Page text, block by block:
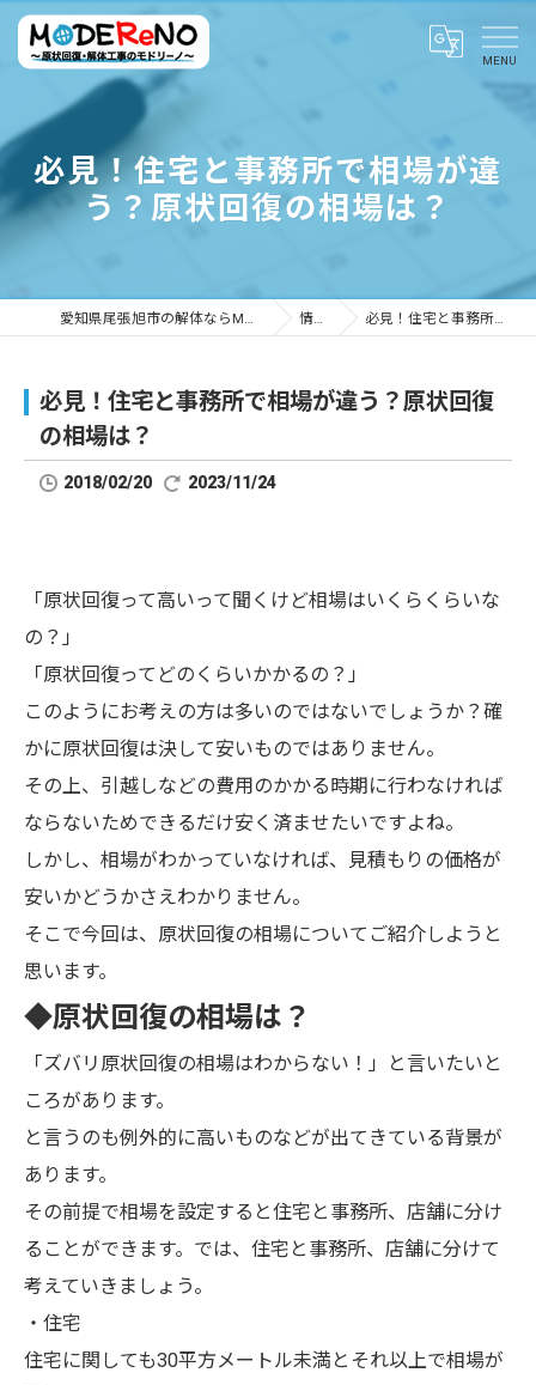
必見！住宅と事務所で相場が違
う？原状回復の相場は？
愛知県尾張旭市の解体ならMODEReNO ～原状回復・解体工事のモドリーノ～ 情報ブログ 必見！住宅と事務所で相場が違う？原状回復の相場は？
必見！住宅と事務所で相場が違う？原状回復
の相場は？
2018/02/20 2023/11/24
「原状回復って高いって聞くけど相場はいくらくらいな
の？」
「原状回復ってどのくらいかかるの？」
このようにお考えの方は多いのではないでしょうか？確
かに原状回復は決して安いものではありません。
その上、引越しなどの費用のかかる時期に行わなければ
ならないためできるだけ安く済ませたいですよね。
しかし、相場がわかっていなければ、見積もりの価格が
安いかどうかさえわかりません。
そこで今回は、原状回復の相場についてご紹介しようと
思います。
◆原状回復の相場は？
「ズバリ原状回復の相場はわからない！」と言いたいと
ころがあります。
と言うのも例外的に高いものなどが出てきている背景が
あります。
その前提で相場を設定すると住宅と事務所、店舗に分け
ることができます。では、住宅と事務所、店舗に分けて
考えていきましょう。
・住宅
住宅に関しても30平方メートル未満とそれ以上で相場が